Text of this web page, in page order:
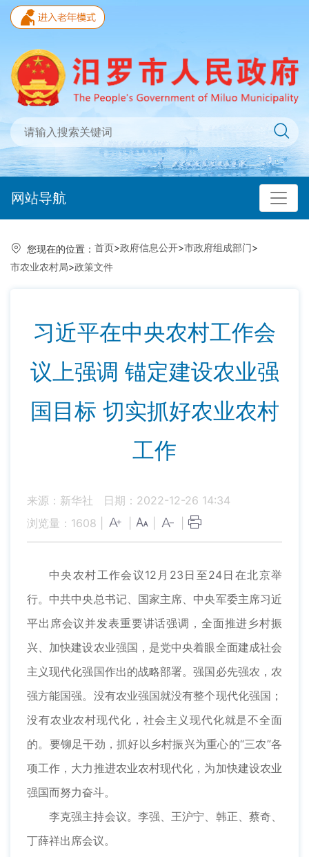
网站导航
您现在的位置： 首页>政府信息公开>市政府组成部门>
市农业农村局>政策文件
习近平在中央农村工作会
议上强调 锚定建设农业强
国目标 切实抓好农业农村
工作
来源：新华社
日期：2022-12-26 14:34
浏览量： 1608
中央农村工作会议12月23日至24日在北京举
行。中共中央总书记、国家主席、中央军委主席习近
平出席会议并发表重要讲话强调，全面推进乡村振
兴、加快建设农业强国，是党中央着眼全面建成社会
主义现代化强国作出的战略部署。强国必先强农，农
强方能国强。没有农业强国就没有整个现代化强国；
没有农业农村现代化，社会主义现代化就是不全面
的。要铆足干劲，抓好以乡村振兴为重心的“三农”各
项工作，大力推进农业农村现代化，为加快建设农业
强国而努力奋斗。
李克强主持会议。李强、王沪宁、韩正、蔡奇、
丁薛祥出席会议。